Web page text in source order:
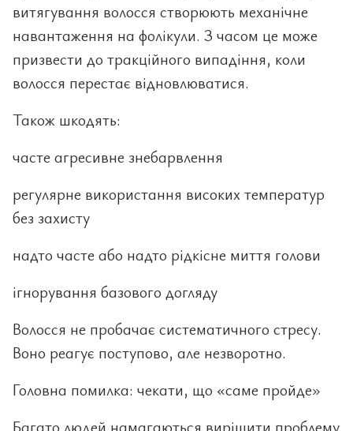
витягування волосся створюють механічне
навантаження на фолікули. З часом це може
призвести до тракційного випадіння, коли
волосся перестає відновлюватися.
Також шкодять:
часте агресивне знебарвлення
регулярне використання високих температур
без захисту
надто часте або надто рідкісне миття голови
ігнорування базового догляду
Волосся не пробачає систематичного стресу.
Воно реагує поступово, але незворотно.
Головна помилка: чекати, що «саме пройде»
Багато людей намагаються вирішити проблему